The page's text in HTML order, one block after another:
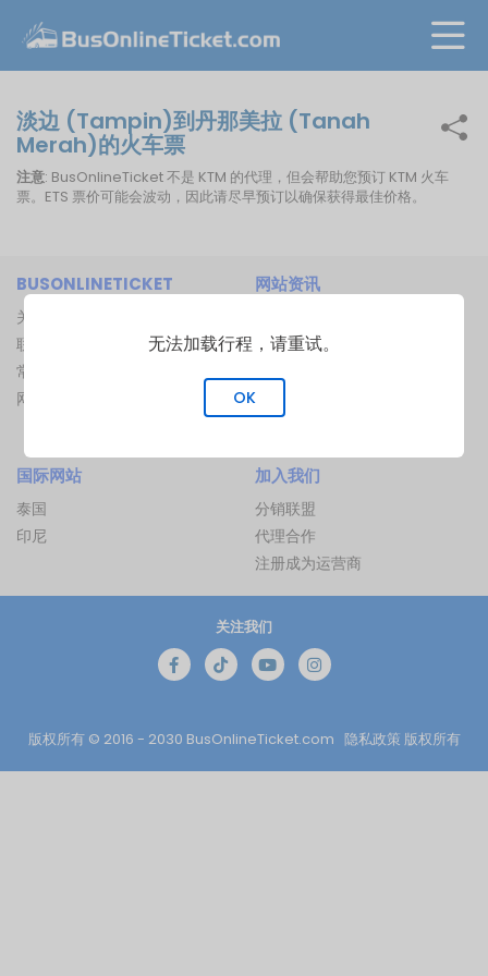
淡边 (Tampin)到丹那美拉 (Tanah
Merah)的火车票
注意: BusOnlineTicket 不是 KTM 的代理，但会帮助您预订 KTM 火车
票。ETS 票价可能会波动，因此请尽早预订以确保获得最佳价格。
BUSONLINETICKET
关于我们
联络我们
常见问题
网站地图
网站资讯
巴士总站
船路线
国际网站
泰国
印尼
加入我们
分销联盟
代理合作
注册成为运营商
版权所有 © 2016 - 2030 BusOnlineTicket.com 隐私政策 版权所有
关注我们
无法加载行程，请重试。
OK